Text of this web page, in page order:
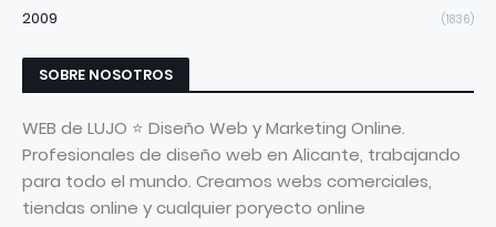
2009 (1836)
SOBRE NOSOTROS
WEB de LUJO ⭐ Diseño Web y Marketing Online.
Profesionales de diseño web en Alicante, trabajando
para todo el mundo. Creamos webs comerciales,
tiendas online y cualquier poryecto online